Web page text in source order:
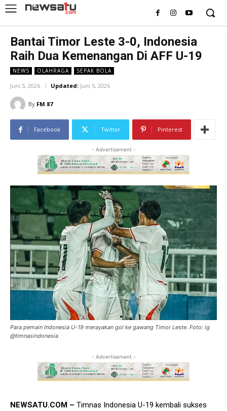
Bantai Timor Leste 3-0, Indonesia
Raih Dua Kemenangan Di AFF U-19
NEWS OLAHRAGA SEPAK BOLA
Juni 5, 2026 Updated: Juni 5, 2026
By FM 87
Facebook Twitter Pinterest
- Advertisement -
Para pemain Indonesia U-19 merayakan gol ke gawang Timor Leste. Foto: ig
@timnasindonesia
- Advertisement -
NEWSATU.COM – Timnas Indonesia U-19 kembali sukses